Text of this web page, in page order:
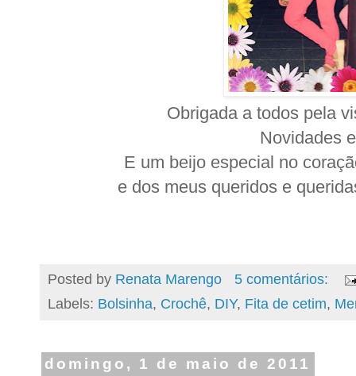
Obrigada a todos pela
Novidades
E um beijo especial no
e dos meus queridos e
Posted by Renata Marengo
5 comentários:
Labels: Bolsinha, Crochê, DIY, Fita de cetim,
domingo, 1 de maio de 2011